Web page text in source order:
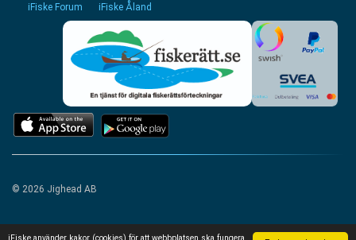
iFiske använder kakor (cookies) för att webbplatsen ska fungera
iFiske Forum iFiske Åland
© 2026 Jighead AB